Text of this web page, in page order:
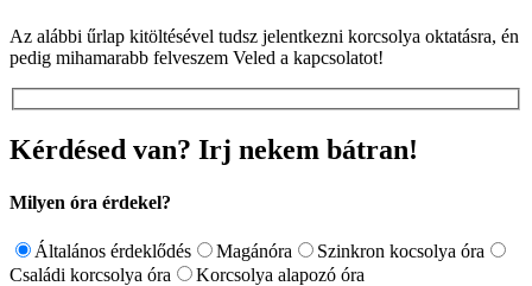
Az alábbi űrlap kitöltésével tudsz jelentkezni korcsolya oktatásra, én
pedig mihamarabb felveszem Veled a kapcsolatot!
Kérdésed van? Irj nekem bátran!
Milyen óra érdekel?
Általános érdeklődés Magánóra
Szinkron kocsolya óra
Családi korcsolya óra
Korcsolya alapozó óra